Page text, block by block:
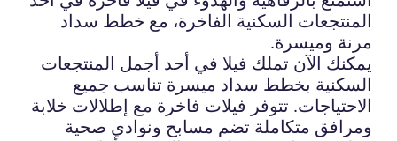
المنتجعات السكنية الفاخرة، مع خطط سداد
مرنة وميسرة.
يمكنك الآن تملك فيلا في أحد أجمل المنتجعات
السكنية بخطط سداد ميسرة تناسب جميع
الاحتياجات. تتوفر فيلات فاخرة مع إطلالات خلابة
ومرافق متكاملة تضم مسابح ونوادي صحية